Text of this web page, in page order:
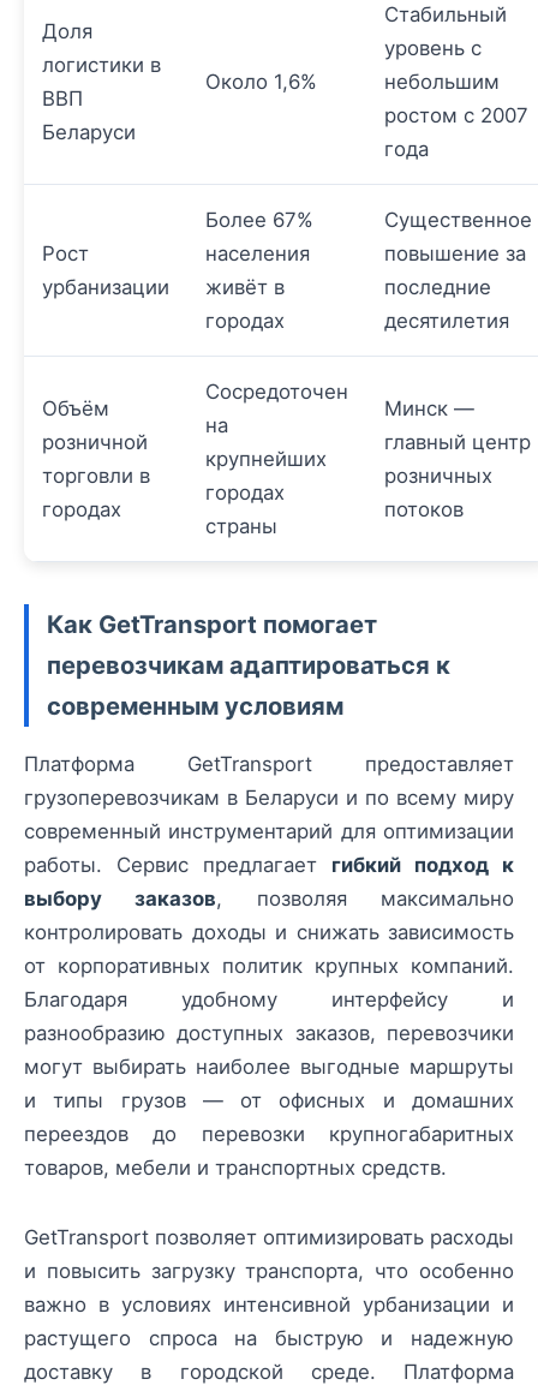
Доля
логистики в
ВВП
Беларуси
Около 1,6%
Стабильный
уровень с
небольшим
ростом с 2007
года
Рост
урбанизации
Более 67%
населения
живёт в
городах
Существенное
повышение за
последние
десятилетия
Объём
розничной
торговли в
городах
Сосредоточен
на
крупнейших
городах
страны
Минск —
главный центр
розничных
потоков
Как GetTransport помогает
перевозчикам адаптироваться к
современным условиям
Платформа GetTransport предоставляет
грузоперевозчикам в Беларуси и по всему миру
современный инструментарий для оптимизации
работы. Сервис предлагает гибкий подход к
выбору заказов, позволяя максимально
контролировать доходы и снижать зависимость
от корпоративных политик крупных компаний.
Благодаря удобному интерфейсу и
разнообразию доступных заказов, перевозчики
могут выбирать наиболее выгодные маршруты
и типы грузов — от офисных и домашних
переездов до перевозки крупногабаритных
товаров, мебели и транспортных средств.
GetTransport позволяет оптимизировать расходы
и повысить загрузку транспорта, что особенно
важно в условиях интенсивной урбанизации и
растущего спроса на быструю и надежную
доставку в городской среде. Платформа